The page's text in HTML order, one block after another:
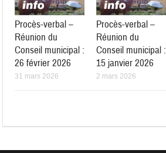
Procès-verbal –
Réunion du
Conseil municipal :
26 février 2026
31 mars 2026
Procès-verbal –
Réunion du
Conseil municipal :
15 janvier 2026
2 mars 2026